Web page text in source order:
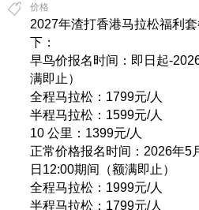
价格
2027年渣打香港马拉松福利
下：
早鸟价报名时间：即日起-
满即止）
全程马拉松：1799元/人
半程马拉松：1599元/人
10 公里：1399元/人
正常价格报名时间：2026年5
日12:00期间（额满即止）
全程马拉松：1999元/人
半程马拉松：1799元/人